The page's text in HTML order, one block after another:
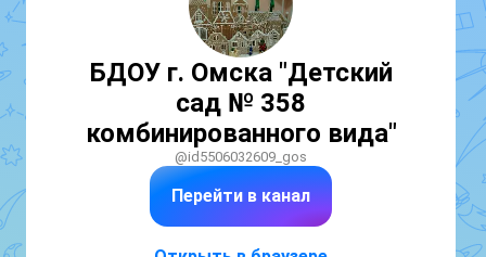
БДОУ г. Омска "Детский
сад № 358
комбинированного вида"
@id5506032609_gos
Перейти в канал